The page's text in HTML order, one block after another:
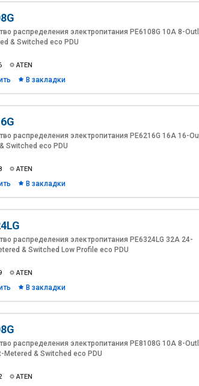
распределения электропитания PE6108G 10A 8-
& Switched eco PDU
ATEN
В закладки
распределения электропитания PE6216G 16A 16-
Switched eco PDU
ATEN
В закладки
распределения электропитания PE6324LG 32A 24-
& Switched Low Profile eco PDU
ATEN
В закладки
распределения электропитания PE8108G 10A 8-
Metered & Switched eco PDU
ATEN